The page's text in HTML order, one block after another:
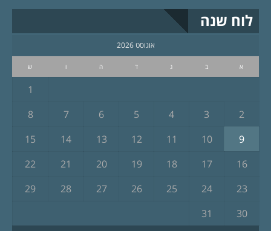
לוח שנה
אוגוסט 2026
א ב ג ד ה ו ש
1
2
3
4
5
6
7
8
9
10
11
12
13
14
15
16
17
18
19
20
21
22
23
24
25
26
27
28
29
30
31